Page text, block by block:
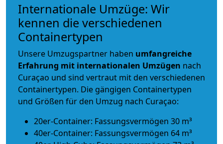
Internationale Umzüge: Wir
kennen die verschiedenen
Containertypen
Unsere Umzugspartner haben umfangreiche
Erfahrung mit internationalen Umzügen nach
Curaçao und sind vertraut mit den verschiedenen
Containertypen. Die gängigen Containertypen
und Größen für den Umzug nach Curaçao:
20er-Container: Fassungsvermögen 30 m³
40er-Container: Fassungsvermögen 64 m³